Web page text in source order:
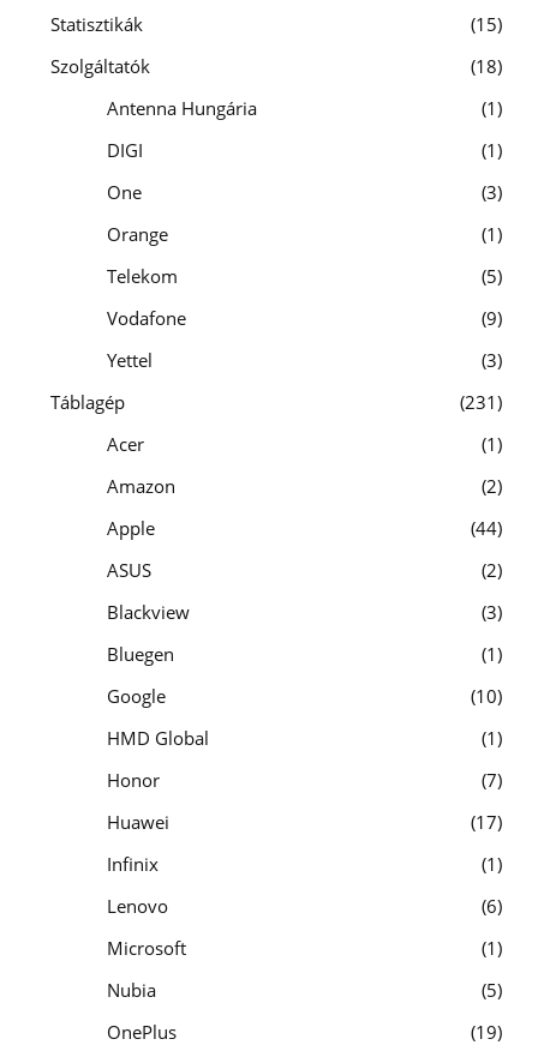
Statisztikák
15
Szolgáltatók
18
Antenna Hungária
1
DIGI
1
One
3
Orange
1
Telekom
5
Vodafone
9
Yettel
3
Táblagép
231
Acer
1
Amazon
2
Apple
44
ASUS
2
Blackview
3
Bluegen
1
Google
10
HMD Global
1
Honor
7
Huawei
17
Infinix
1
Lenovo
6
Microsoft
1
Nubia
5
OnePlus
19